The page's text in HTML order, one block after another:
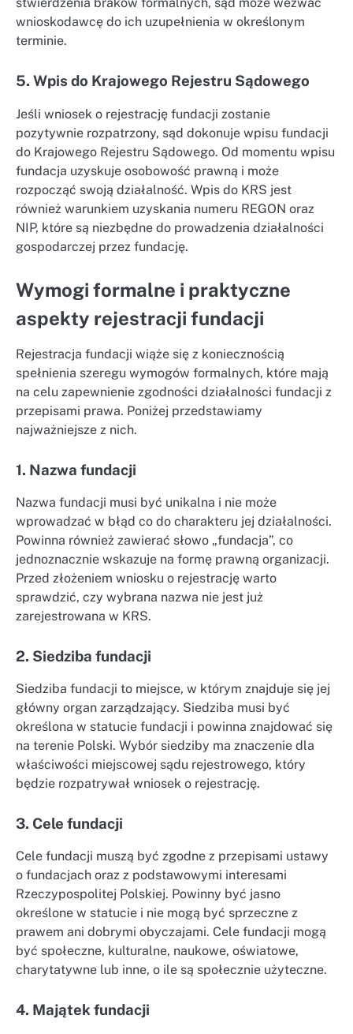
stwierdzenia braków formalnych, sąd może wezwać
wnioskodawcę do ich uzupełnienia w określonym
terminie.
5. Wpis do Krajowego Rejestru Sądowego
Jeśli wniosek o rejestrację fundacji zostanie
pozytywnie rozpatrzony, sąd dokonuje wpisu fundacji
do Krajowego Rejestru Sądowego. Od momentu wpisu
fundacja uzyskuje osobowość prawną i może
rozpocząć swoją działalność. Wpis do KRS jest
również warunkiem uzyskania numeru REGON oraz
NIP, które są niezbędne do prowadzenia działalności
gospodarczej przez fundację.
Wymogi formalne i praktyczne
aspekty rejestracji fundacji
Rejestracja fundacji wiąże się z koniecznością
spełnienia szeregu wymogów formalnych, które mają
na celu zapewnienie zgodności działalności fundacji z
przepisami prawa. Poniżej przedstawiamy
najważniejsze z nich.
1. Nazwa fundacji
Nazwa fundacji musi być unikalna i nie może
wprowadzać w błąd co do charakteru jej działalności.
Powinna również zawierać słowo „fundacja”, co
jednoznacznie wskazuje na formę prawną organizacji.
Przed złożeniem wniosku o rejestrację warto
sprawdzić, czy wybrana nazwa nie jest już
zarejestrowana w KRS.
2. Siedziba fundacji
Siedziba fundacji to miejsce, w którym znajduje się jej
główny organ zarządzający. Siedziba musi być
określona w statucie fundacji i powinna znajdować się
na terenie Polski. Wybór siedziby ma znaczenie dla
właściwości miejscowej sądu rejestrowego, który
będzie rozpatrywał wniosek o rejestrację.
3. Cele fundacji
Cele fundacji muszą być zgodne z przepisami ustawy
o fundacjach oraz z podstawowymi interesami
Rzeczypospolitej Polskiej. Powinny być jasno
określone w statucie i nie mogą być sprzeczne z
prawem ani dobrymi obyczajami. Cele fundacji mogą
być społeczne, kulturalne, naukowe, oświatowe,
charytatywne lub inne, o ile są społecznie użyteczne.
4. Majątek fundacji